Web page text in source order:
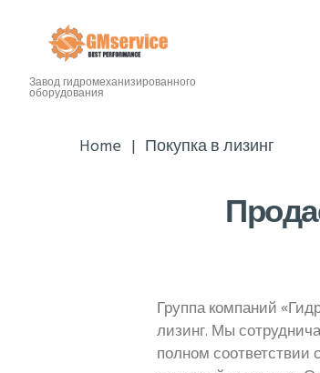
Завод гидромеханизированного
оборудования
Home Покупка в лизинг
Группа компаний
лизинг. Мы
полном